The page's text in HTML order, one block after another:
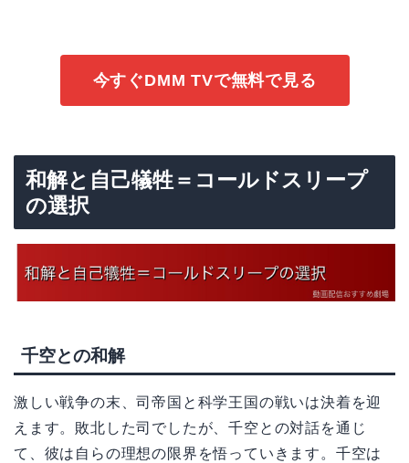
今すぐDMM TVで無料で見る
和解と自己犠牲＝コールドスリープ
の選択
千空との和解
激しい戦争の末、司帝国と科学王国の戦いは決着を迎
えます。敗北した司でしたが、千空との対話を通じ
て、彼は自らの理想の限界を悟っていきます。千空は